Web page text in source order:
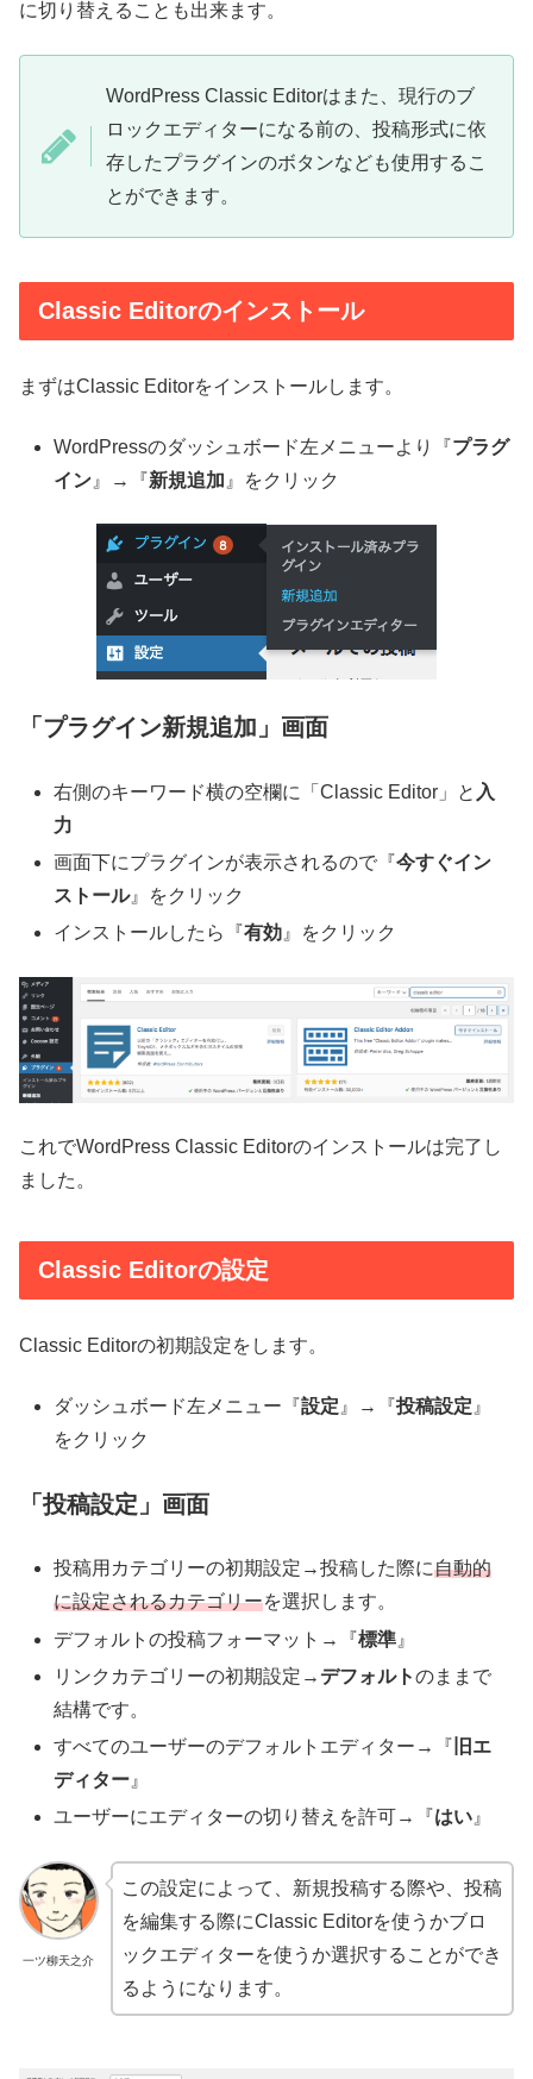
に切り替えることも出来ます。
WordPress Classic Editorはまた、現行のブ
ロックエディターになる前の、投稿形式に依
存したプラグインのボタンなども使用するこ
とができます。
Classic Editorのインストール
まずはClassic Editorをインストールします。
WordPressのダッシュボード左メニューより『プラグ
イン 』→『新規追加 』をクリック
「プラグイン新規追加」画面
右側のキーワード横の空欄に「Classic Editor」と 入
力
画面下にプラグインが表示されるので『今すぐイン
ストール』をクリック
インストールしたら『有効 』をクリック
これでWordPress Classic Editorのインストールは完了し
ました。
Classic Editorの設定
Classic Editorの初期設定をします。
ダッシュボード左メニュー『設定 』→『投稿設定 』
をクリック
「投稿設定」画面
投稿用カテゴリーの初期設定→投稿した際に自動的
に設定されるカテゴリーを選択します。
デフォルトの投稿フォーマット→『標準 』
リンクカテゴリーの初期設定→ デフォルトのままで
結構です。
すべてのユーザーのデフォルトエディター→『 旧エ
ディター 』
ユーザーにエディターの切り替えを許可→『はい 』
一ツ柳天之介
この設定によって、新規投稿する際や、投稿
を編集する際にClassic Editorを使うかブロ
ックエディターを使うか選択することができ
るようになります。